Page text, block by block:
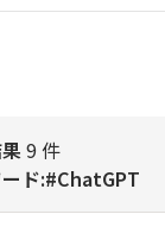
9 件
ド:#ChatGPT